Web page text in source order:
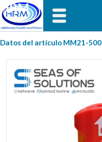
HRM
Datos del artículo MM21-500